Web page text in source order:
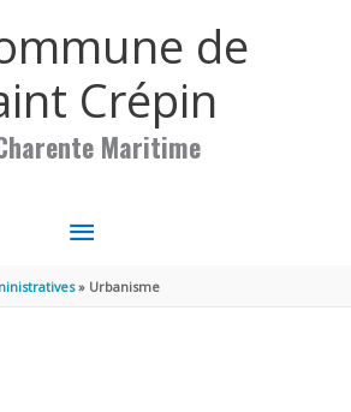
de
Crépin
Maritime
MENU
PRINCIPAL
Urbanisme